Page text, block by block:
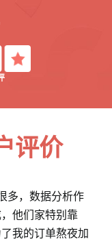
评价
多，数据分析作
他们家特别靠
我的订单熬夜加